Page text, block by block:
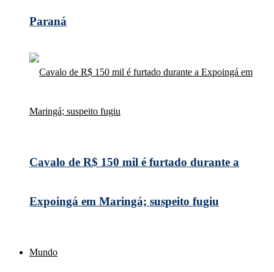
Paraná
Cavalo de R$ 150 mil é furtado durante a
Expoingá em Maringá; suspeito fugiu
Mundo